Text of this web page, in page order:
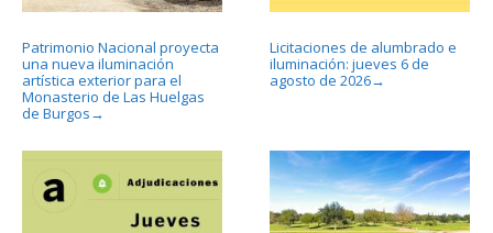
Patrimonio Nacional proyecta
una nueva iluminación
artística exterior para el
Monasterio de Las Huelgas
de Burgos →
Licitaciones de alumbrado e
iluminación: jueves 6 de
agosto de 2026→